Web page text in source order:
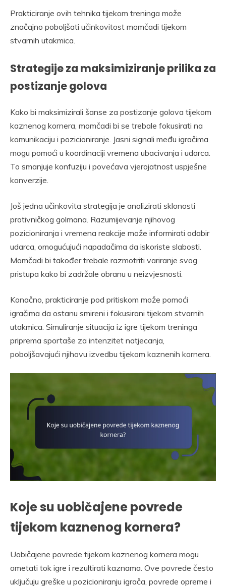
Prakticiranje ovih tehnika tijekom treninga može
značajno poboljšati učinkovitost momčadi tijekom
stvarnih utakmica.
Strategije za maksimiziranje prilika za
postizanje golova
Kako bi maksimizirali šanse za postizanje golova tijekom
kaznenog kornera, momčadi bi se trebale fokusirati na
komunikaciju i pozicioniranje. Jasni signali među igračima
mogu pomoći u koordinaciji vremena ubacivanja i udarca.
To smanjuje konfuziju i povećava vjerojatnost uspješne
konverzije.
Još jedna učinkovita strategija je analizirati sklonosti
protivničkog golmana. Razumijevanje njihovog
pozicioniranja i vremena reakcije može informirati odabir
udarca, omogućujući napadačima da iskoriste slabosti.
Momčadi bi također trebale razmotriti variranje svog
pristupa kako bi zadržale obranu u neizvjesnosti.
Konačno, prakticiranje pod pritiskom može pomoći
igračima da ostanu smireni i fokusirani tijekom stvarnih
utakmica. Simuliranje situacija iz igre tijekom treninga
priprema sportaše za intenzitet natjecanja,
poboljšavajući njihovu izvedbu tijekom kaznenih kornera.
Koje su uobičajene povrede
tijekom kaznenog kornera?
Uobičajene povrede tijekom kaznenog kornera mogu
ometati tok igre i rezultirati kaznama. Ove povrede često
uključuju greške u pozicioniranju igrača, povrede opreme i